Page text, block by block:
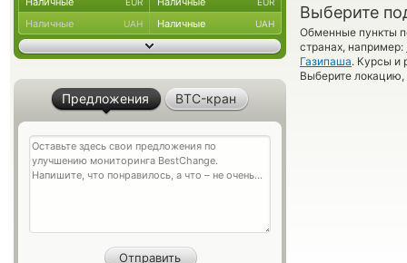
Выберите
Обменные пункты
странах, например:
Газипаша. Курсы и
Выберите локацию,
Наличные UAH Наличные UAH
Предложения BTC-кран